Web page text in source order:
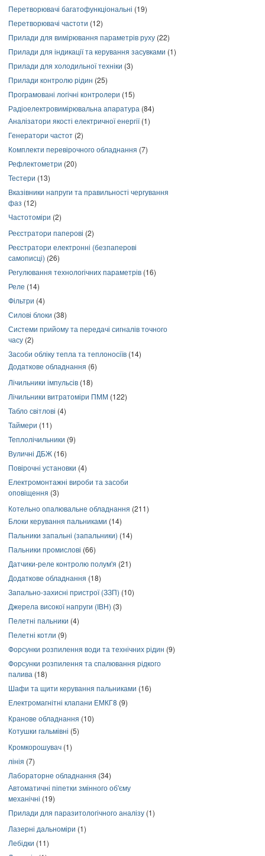
Перетворювачі багатофункціональні (19)
Перетворювачі частоти (12)
Прилади для вимірювання параметрів руху (22)
Прилади для індикації та керування засувками (1)
Прилади для холодильної техніки (3)
Прилади контролю рідин (25)
Програмовані логічні контролери (15)
Радіоелектровимірювальна апаратура (84)
Аналізатори якості електричної енергії(1)
Генератори частот (2)
Комплекти перевірочного обладнання (7)
Рефлектометри (20)
Тестери (13)
Вказівники напруги та правильності чергування
фаз (12)
Частотоміри (2)
Реєстратори паперові (2)
Реєстратори електронні (безпаперові
самописці) (26)
Регулювання технологічних параметрів (16)
Реле (14)
Фільтри (4)
Силові блоки (38)
Системи прийому та передачі сигналів точного
часу (2)
Засоби обліку тепла та теплоносіїв (14)
Додаткове обладнання (6)
Лічильники імпульсів (18)
Лічильники витратоміри ПММ (122)
Табло світлові (4)
Таймери (11)
Теплолічильники (9)
Вуличні ДБЖ (16)
Повірочні установки (4)
Електромонтажні вироби та засоби
оповіщення (3)
Котельно опалювальне обладнання (211)
Блоки керування пальниками (14)
Пальники запальні (запальники) (14)
Пальники промислові (66)
Датчики-реле контролю полум'я (21)
Додаткове обладнання (18)
Запально-захисні пристрої (ЗЗП) (10)
Джерела високої напруги (ІВН) (3)
Пелетні пальники (4)
Пелетні котли (9)
Форсунки розпилення води та технічних рідин (9)
Форсунки розпилення та спалювання рідкого
палива (18)
Шафи та щити керування пальниками (16)
Електромагнітні клапани ЕМКГ8 (9)
Кранове обладнання (10)
Котушки гальмівні (5)
Кромкорошувач (1)
лінія (7)
Лабораторне обладнання (34)
Автоматичні піпетки змінного об'єму
механічні (19)
Прилади для паразитологічного аналізу (1)
Лазерні дальноміри (1)
Лебідки (11)